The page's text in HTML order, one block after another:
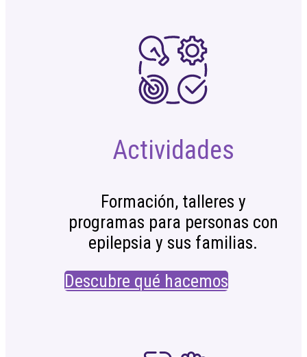
Actividades
Formación, talleres y
programas para personas con
epilepsia y sus familias.
Descubre qué hacemos